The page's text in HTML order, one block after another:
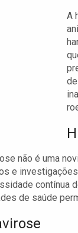
A
não é uma
e
contínua
de saúde